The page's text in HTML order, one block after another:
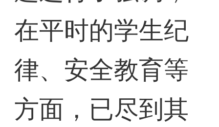
在平时的学生纪
律、安全教育等
方面，已尽到其